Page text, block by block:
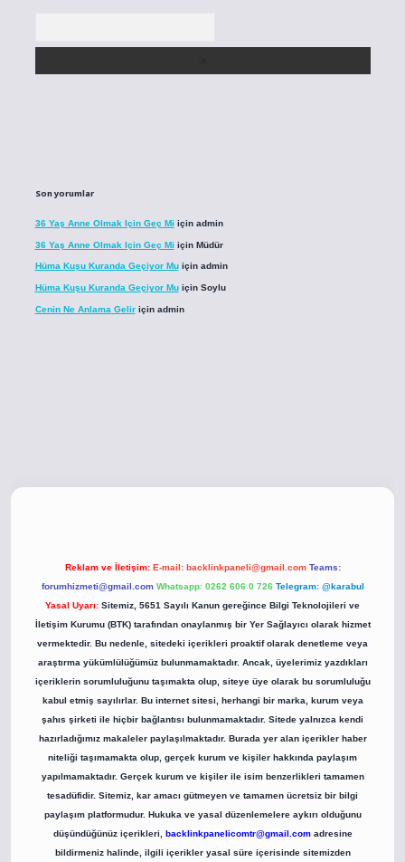
Son yorumlar
36 Yaş Anne Olmak Için Geç Mi için admin
36 Yaş Anne Olmak Için Geç Mi için Müdür
Hüma Kuşu Kuranda Geçiyor Muiçin admin
Hüma Kuşu Kuranda Geçiyor Muiçin Soylu
Cenin Ne Anlama Geliriçin admin
Reklam ve İletişim: E-mail: backlinkpaneli@gmail.com Teams:
forumhizmeti@gmail.com Whatsapp: 0262 606 0 726 Telegram: @karabul
Yasal Uyarı: Sitemiz, 5651 Sayılı Kanun gereğince Bilgi Teknolojileri ve
İletişim Kurumu (BTK) tarafından onaylanmış bir Yer Sağlayıcı olarak hizmet
vermektedir. Bu nedenle, sitedeki içerikleri proaktif olarak denetleme veya
araştırma yükümlülüğümüz bulunmamaktadır. Ancak, üyelerimiz yazdıkları
içeriklerin sorumluluğunu taşımakta olup, siteye üye olarak bu sorumluluğu
kabul etmiş sayılırlar. Bu internet sitesi, herhangi bir marka, kurum veya
şahıs şirketi ile hiçbir bağlantısı bulunmamaktadır. Sitede yalnızca kendi
hazırladığımız makaleler paylaşılmaktadır. Burada yer alan içerikler haber
niteliği taşımamakta olup, gerçek kurum ve kişiler hakkında paylaşım
yapılmamaktadır. Gerçek kurum ve kişiler ile isim benzerlikleri tamamen
tesadüfidir. Sitemiz, kar amacı gütmeyen ve tamamen ücretsiz bir bilgi
paylaşım platformudur. Hukuka ve yasal düzenlemelere aykırı olduğunu
düşündüğünüz içerikleri, backlinkpanelicomtr@gmail.comadresine
bildirmeniz halinde, ilgili içerikler yasal süre içerisinde sitemizden